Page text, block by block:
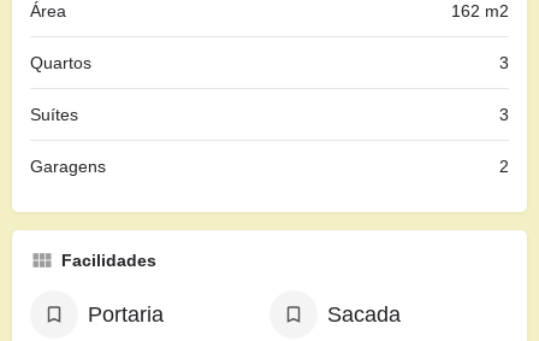
Área 162 m2
Quartos 3
Suítes 3
Garagens 2
Facilidades
Portaria Sacada